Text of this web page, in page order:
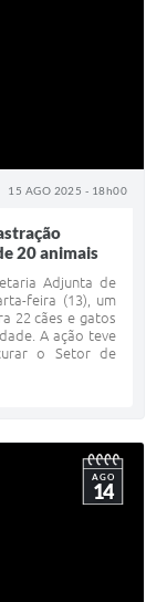
15 AGO 2025 - 18h00
20 animais
Adjunta de
feira (13), um
22 cães e gatos
A ação teve
o Setor de
AGO
14